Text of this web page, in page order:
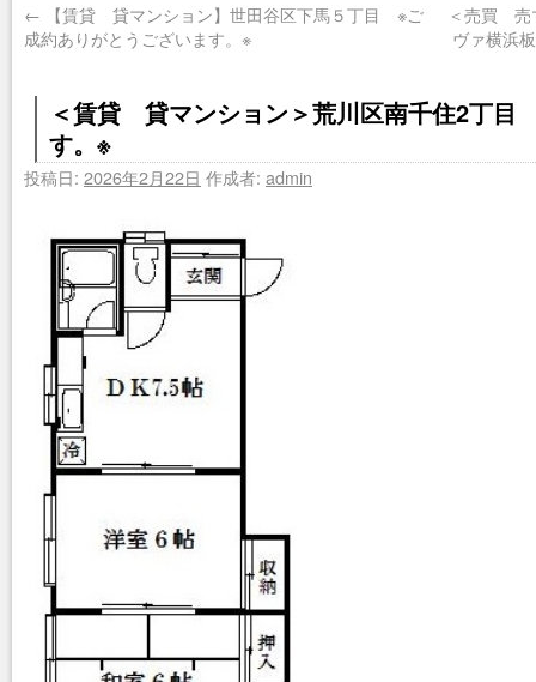
← 【賃貸 貸マンション】世田谷区下馬５丁目 ※ご
成約ありがとうございます。※
＜売買 売
ヴァ横
＜賃貸 貸マンション＞荒川区南千住2丁
す。※
投稿日: 2026年2月22日 作成者: admin